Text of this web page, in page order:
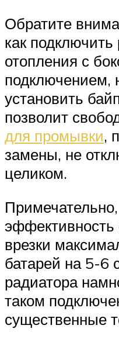
Обратите
как подключить
отопления с
подключением,
установить
позволит
для промывки,
замены, не
целиком.
эффективность
врезки
батарей на 5-6
радиатора
таком
существенные